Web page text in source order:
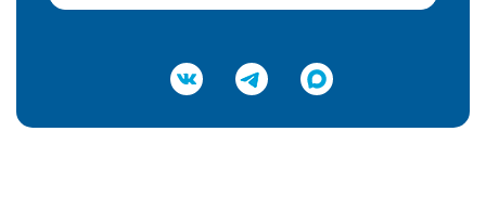
Подтвердить e-mail